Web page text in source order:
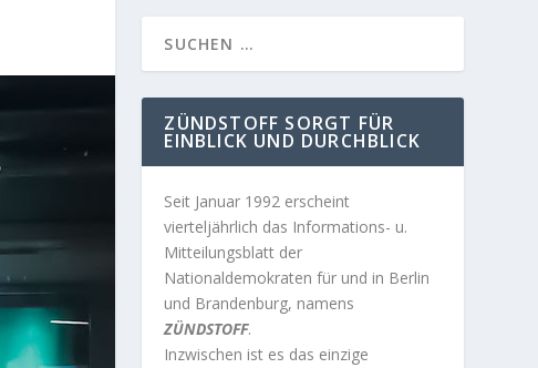
ZÜNDSTOFF SORGT FÜR
EINBLICK UND DURCHBLICK
Seit Januar 1992 erscheint
vierteljährlich das Informations- u.
Mitteilungsblatt der
Nationaldemokraten für und in Berlin
und Brandenburg, namens
ZÜNDSTOFF.
Inzwischen ist es das einzige